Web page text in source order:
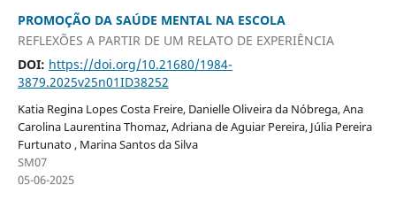
PROMOÇÃO DA SAÚDE MENTAL NA ESCOLA
REFLEXÕES A PARTIR DE UM RELATO DE EXPERIÊNCIA
DOI: https://doi.org/10.21680/1984-
3879.2025v25n01ID38252
Katia Regina Lopes Costa Freire, Danielle Oliveira da Nóbrega, Ana
Carolina Laurentina Thomaz, Adriana de Aguiar Pereira, Júlia Pereira
Furtunato , Marina Santos da Silva
SM07
05-06-2025